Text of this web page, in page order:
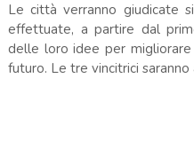
Le città verranno giudicate
effettuate, a partire dal
delle loro idee per
futuro. Le tre vincitrici saranno